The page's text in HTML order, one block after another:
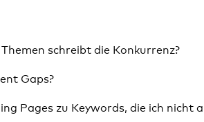
schreibt die Konkurrenz?
Gaps?
Pages zu Keywords, die ich nicht